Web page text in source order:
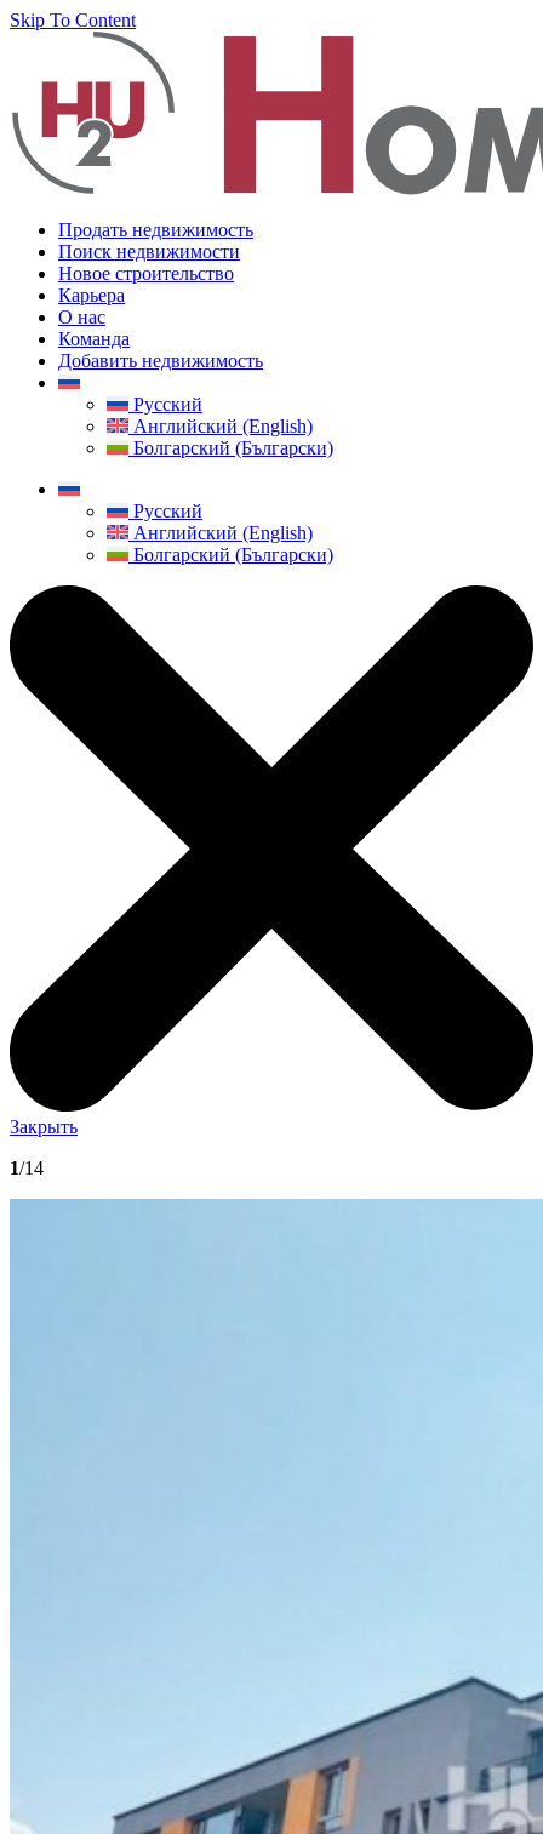
Skip To Content
Продать недвижимость
Поиск недвижимости
Новое строительство
Карьера
О нас
Команда
Добавить недвижимость
Русский
Английский (English)
Болгарский (Български)
Русский
Английский (English)
Болгарский (Български)
Закрыть
1/14